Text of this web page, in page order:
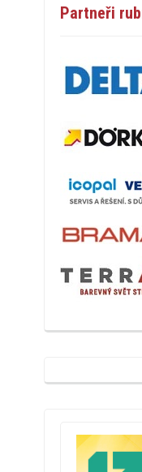
Partneři